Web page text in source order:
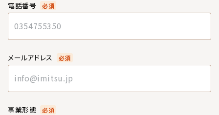
電話番号 必須
メールアドレス 必須
事業形態 必須